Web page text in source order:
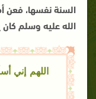
السنة نفسها، فعن
الله عليه وسلم
اللهم إني